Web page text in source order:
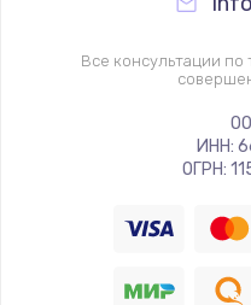
Все консультации
ИНН:
ОГРН: